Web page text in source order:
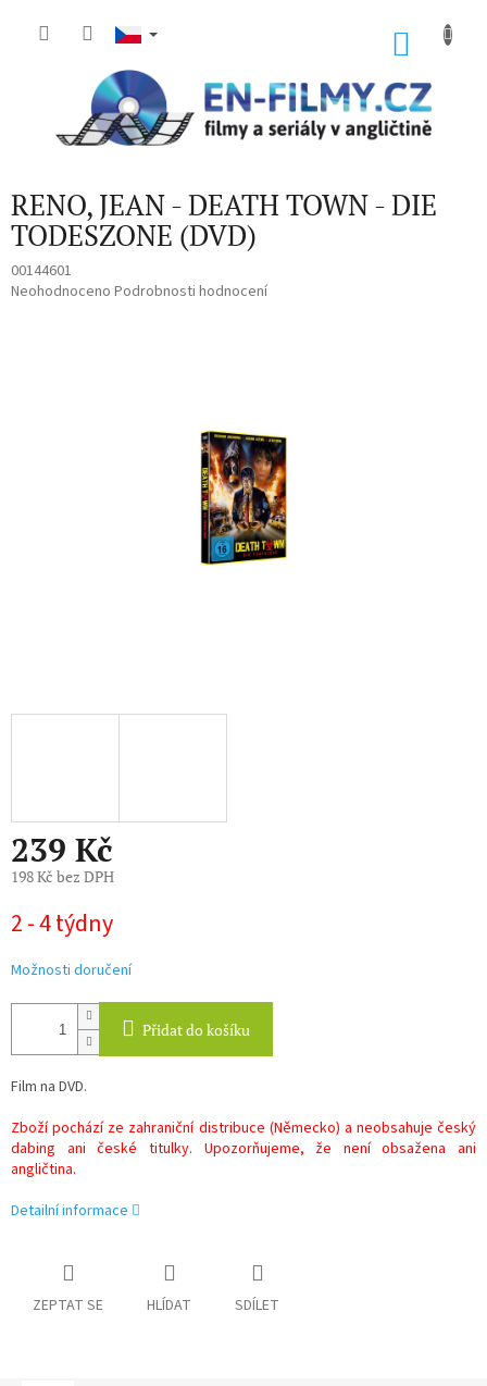
RENO, JEAN - DEATH TOWN - DIE
TODESZONE (DVD)
00144601
Průměrné
Neohodnoceno Podrobnosti hodnocení
239 Kč
198 Kč bez DPH
cena:
2 - 4 týdny
Možnosti doručení
Přidat do košíku
Film na DVD.
Zboží pochází ze zahraniční distribuce (Německo) a neobsahuje český
dabing ani české titulky. Upozorňujeme, že není obsažena ani
angličtina.
Detailní informace
ZEPTAT SE HLÍDAT SDÍLET